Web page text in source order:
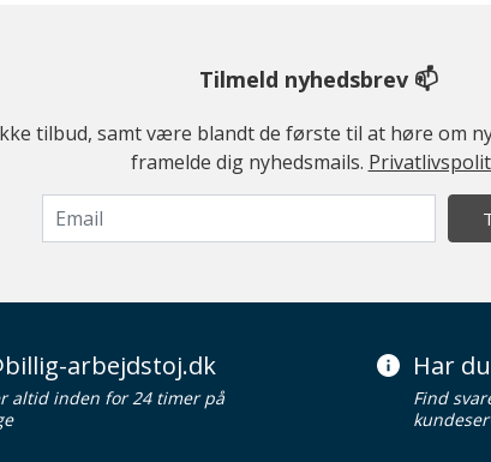
Tilmeld nyhedsbrev 📫
tilbud, samt være blandt de første til at høre
framelde dig nyhedsmails.
arbejdstoj.dk
altid inden for 24 timer på
Har
Find